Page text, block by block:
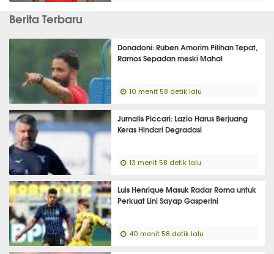
Berita Terbaru
Donadoni: Ruben Amorim Pilihan Tepat,
Ramos Sepadan meski Mahal
10 menit 58 detik lalu
Jurnalis Piccari: Lazio Harus Berjuang
Keras Hindari Degradasi
13 menit 58 detik lalu
Luis Henrique Masuk Radar Roma untuk
Perkuat Lini Sayap Gasperini
40 menit 58 detik lalu